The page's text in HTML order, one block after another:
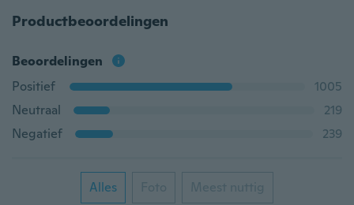
Productbeoordelingen
Beoordelingen
Positief
1005
Neutraal
219
Negatief
239
Alles Foto Meest nuttig